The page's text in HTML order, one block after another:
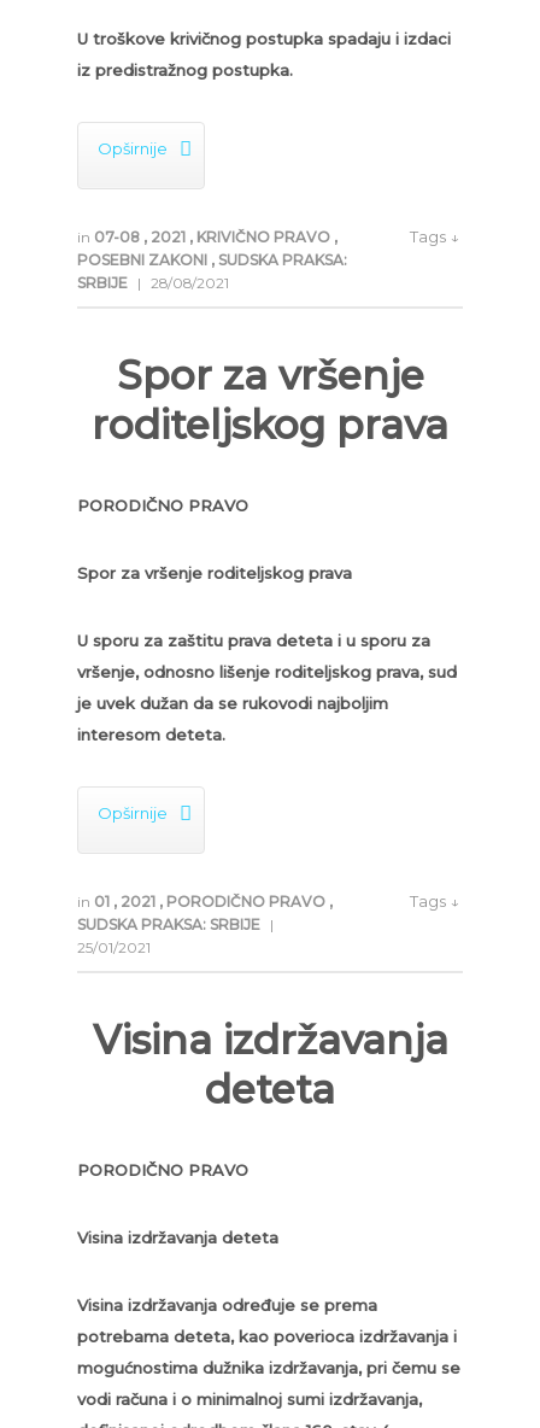
U troškove krivičnog postupka spadaju i izdaci
iz predistražnog postupka.
Opširnije 
in 07-08 , 2021 , KRIVIČNO PRAVO ,
POSEBNI ZAKONI , SUDSKA PRAKSA:
SRBIJE | 28/08/2021
Tags ↓
Spor za vršenje
roditeljskog prava
PORODIČNO PRAVO
Spor za vršenje roditeljskog prava
U sporu za zaštitu prava deteta i u sporu za
vršenje, odnosno lišenje roditeljskog prava, sud
je uvek dužan da se rukovodi najboljim
interesom deteta.
Opširnije 
in 01 , 2021 , PORODIČNO PRAVO ,
SUDSKA PRAKSA: SRBIJE |
25/01/2021
Tags ↓
Visina izdržavanja
deteta
PORODIČNO PRAVO
Visina izdržavanja deteta
Visina izdržavanja određuje se prema
potrebama deteta, kao poverioca izdržavanja i
mogućnostima dužnika izdržavanja, pri čemu se
vodi računa i o minimalnoj sumi izdržavanja,